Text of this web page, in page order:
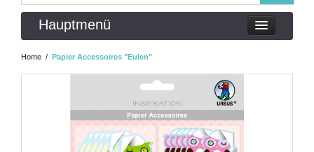
Hauptmenü
Home / Papier Accessoires "Eulen"